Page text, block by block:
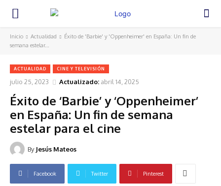
Inicio Actualidad
Éxito de 'Barbie' y 'Oppenheimer' en España: Un fin de
semana estelar...
ACTUALIDAD CINE Y TELEVISIÓN
julio 25, 2023 Actualizado: abril 14, 2025
Éxito de ‘Barbie’ y ‘Oppenheimer’
en España: Un fin de semana
estelar para el cine
By Jesús Mateos
Facebook Twitter Pinterest